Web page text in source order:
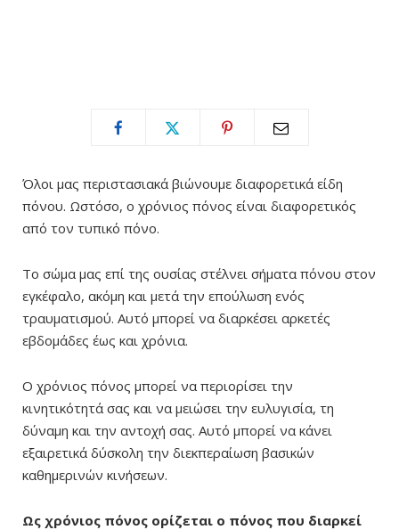
Όλοι μας περιστασιακά βιώνουμε διαφορετικά είδη
πόνου. Ωστόσο, ο χρόνιος πόνος είναι διαφορετικός
από τον τυπικό πόνο.
Το σώμα μας επί της ουσίας στέλνει σήματα πόνου στον
εγκέφαλο, ακόμη και μετά την επούλωση ενός
τραυματισμού. Αυτό μπορεί να διαρκέσει αρκετές
εβδομάδες έως και χρόνια.
Ο χρόνιος πόνος μπορεί να περιορίσει την
κινητικότητά σας και να μειώσει την ευλυγισία, τη
δύναμη και την αντοχή σας. Αυτό μπορεί να κάνει
εξαιρετικά δύσκολη την διεκπεραίωση βασικών
καθημερινών κινήσεων.
Ως χρόνιος πόνος ορίζεται ο πόνος που διαρκεί